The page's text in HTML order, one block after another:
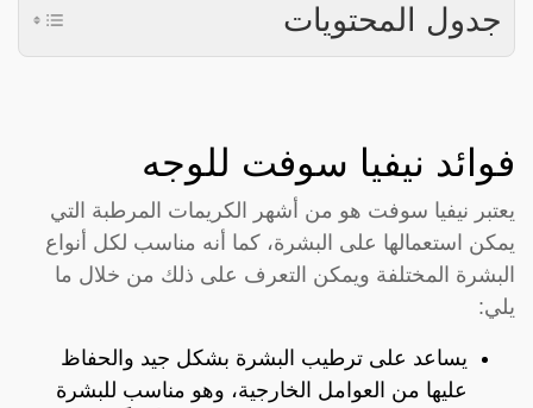
جدول المحتويات
فوائد نيفيا سوفت للوجه
يعتبر نيفيا سوفت هو من أشهر الكريمات المرطبة التي
يمكن استعمالها على البشرة، كما أنه مناسب لكل أنواع
البشرة المختلفة ويمكن التعرف على ذلك من خلال ما
يلي:
يساعد على ترطيب البشرة بشكل جيد والحفاظ
عليها من العوامل الخارجية، وهو مناسب للبشرة